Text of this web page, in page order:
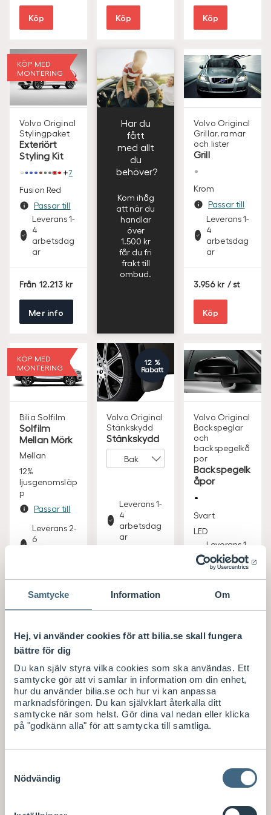
Samtycke Information Om
Hej, vi använder cookies för att bilia.se skall fungera
bättre för dig
Du kan själv styra vilka cookies som ska användas. Ett
samtycke gör att vi samlar in information om din enhet,
hur du använder bilia.se och hur vi kan anpassa
marknadsföringen. Du kan självklart återkalla ditt
samtycke när som helst. Gör dina val nedan eller klicka
på "godkänn alla" för att samtycka till samtliga.
Nödvändig
K
Köp
K
Köp Köp
KÖP MED
MONTERING
Volvo Original
Stylingpaket
Exteriört
Styling Kit
7
Fusion Red
Passar till
Leverans 1-
4
arbetsdag
ar
Från 12.213 S
Mer info
Har du
fått
med allt
du
behöver?
Kom ihåg
att när du
handlar
över
1.500 kr
får du fri
frakt till
ombud.
Volvo Original
Grillar, ramar
och lister
Grill
Krom
Passar till
Leverans 1-
4
arbetsdag
ar
3.956 S / st
Köp
KÖP MED
MONTERING
Bilia Solfilm
Solfilm
Mellan Mörk
Mellan
12%
ljusgenomsläp
p
Passar till
Leverans 2-
6
Från 1.532S
Från 1.907S
K
12 %
Rabatt
Volvo Original
Stänkskydd
Stänkskydd
Leverans 1-
4
arbetsdag
ar
729S / par
825 S / par
Volvo Original
Backspeglar
och
backspegelkå
por
Backspegelk
åpor
Svart
LED
Leverans 1-
4
arbetsdag
ar
Visa saldo i
2.038S / par
Skyddsfilm
KÖP MED
MONTERING
Skyddsfilm
Skyddsfilm